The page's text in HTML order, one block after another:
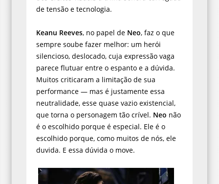
de tensão e tecnologia.
Keanu Reeves, no papel de Neo, faz o que
sempre soube fazer melhor: um herói
silencioso, deslocado, cuja expressão vaga
parece flutuar entre o espanto e a dúvida.
Muitos criticaram a limitação de sua
performance — mas é justamente essa
neutralidade, esse quase vazio existencial,
que torna o personagem tão crível. Neo não
é o escolhido porque é especial. Ele é o
escolhido porque, como muitos de nós, ele
duvida. E essa dúvida o move.